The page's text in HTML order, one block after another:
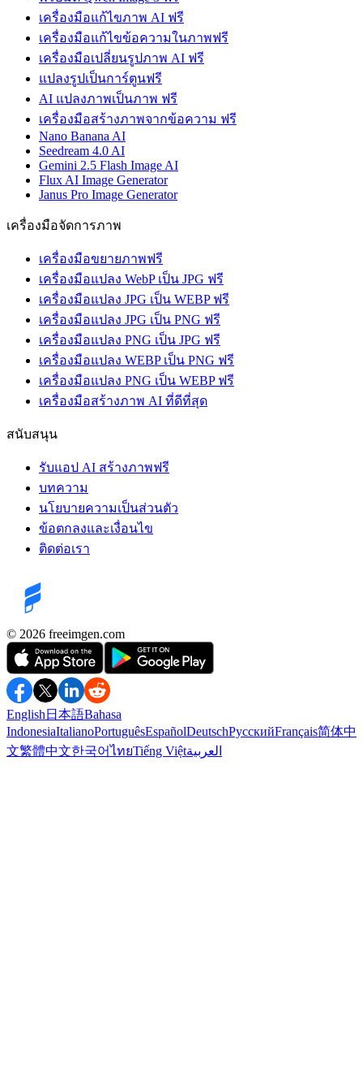
เครื่องมือแก้ไขภาพ AI ฟรี
เครื่องมือแก้ไขข้อความในภาพฟรี
เครื่องมือเปลี่ยนรูปภาพ AI ฟรี
แปลงรูปเป็นการ์ตูนฟรี
AI แปลงภาพเป็นภาพ ฟรี
เครื่องมือสร้างภาพจากข้อความ ฟรี
Nano Banana AI
Seedream 4.0 AI
Gemini 2.5 Flash Image AI
Flux AI Image Generator
Janus Pro Image Generator
เครื่องมือจัดการภาพ
เครื่องมือขยายภาพฟรี
เครื่องมือแปลง WebP เป็น JPG ฟรี
เครื่องมือแปลง JPG เป็น WEBP ฟรี
เครื่องมือแปลง JPG เป็น PNG ฟรี
เครื่องมือแปลง PNG เป็น JPG ฟรี
เครื่องมือแปลง WEBP เป็น PNG ฟรี
เครื่องมือแปลง PNG เป็น WEBP ฟรี
เครื่องมือสร้างภาพ AI ที่ดีที่สุด
สนับสนุน
รับแอป AI สร้างภาพฟรี
บทความ
นโยบายความเป็นส่วนตัว
ข้อตกลงและเงื่อนไข
ติดต่อเรา
©️ 2026 freeimgen.com
English 日本語Bahasa
IndonesiaItalianoPortuguêsEspañolDeutschРусскийFrançais简体中
文繁體中文한국어ไทยTiếng Việtالعربية